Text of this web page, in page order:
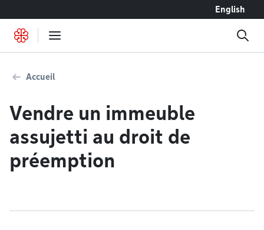
English
Accueil
Vendre un immeuble
assujetti au droit de
préemption